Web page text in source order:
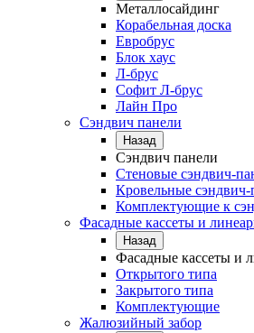
Металлосайдинг
Корабельная доска
Евробрус
Блок хаус
Л-брус
Софит Л-брус
Лайн Про
Сэндвич панели
Назад
Сэндвич панели
Стеновые сэндвич-
Кровельные сэндвич-
Комплектующие к
Фасадные кассеты и
Назад
Фасадные кассеты и
Открытого типа
Закрытого типа
Комплектующие
Жалюзийный забор